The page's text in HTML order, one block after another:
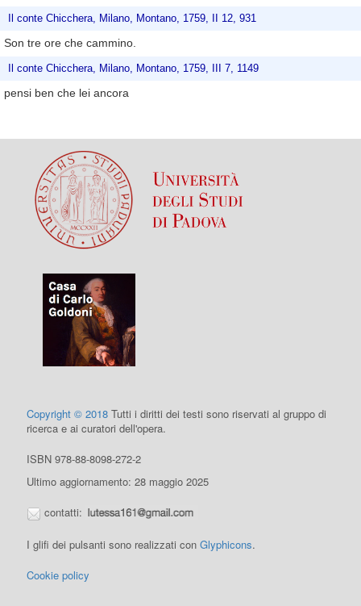
Il conte Chicchera, Milano, Montano, 1759, II 12, 931
Son tre ore che cammino.
Il conte Chicchera, Milano, Montano, 1759, III 7, 1149
pensi ben che lei ancora
Copyright © 2018 Tutti i diritti dei testi sono riservati al gruppo di
ricerca e ai curatori dell'opera.
ISBN 978-88-8098-272-2
Ultimo aggiornamento: 28 maggio 2025
contatti:
I glifi dei pulsanti sono realizzati conGlyphicons.
Cookie policy